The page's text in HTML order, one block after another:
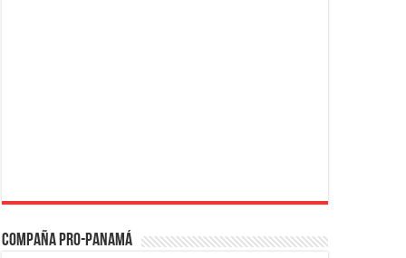
Compaña PRO-Panamá